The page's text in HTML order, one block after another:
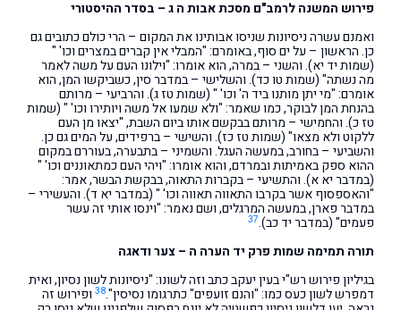
פירוש המשנה לרמב"ם מסכת אבות ה ג – בסדר ההיסטורי
ואמנם עשרה ניסיונות שניסו אבותינו את המקום – הרי כולם כתובים גם
כן. הראשון – על ים סוף, באומרם: "המבלי אין קברים במצרים וכו' "
(שמות יד יא). והשני – במרה, הוא אומרו: "וילונו העם על משה לאמר
מה נשתה" (שמות טו כד). והשלישי – במדבר סין, כשביקשו המן, הוא
אומרם: "מי יתן מותנו ביד ה' וכו' " (שמות טז ג). והרביעי – מרותם
בהנחת המן לבוקר, כמו שאמר: "ולא שמעו אל משה ויותירו וכו' " (שמות
טז כ). והחמישי – מרותם בבקשם אותו ביום השבת, "יצאו מן העם
ללקוט ולא מצאו" (שמות טז כז). והשישי – ברפידים, על המים גם כן.
והשביעי – בחורב, במעשה העגל. והשמיני – בתבערה, בעוררם במקום
ההוא ספק באמיתות ובמרדם, והוא אומרו: "ויהי העם כמתאוננים וכו' "
(במדבר יא א). והתשיעי – בקברות התאוה, בבקשת הבשר, אמר:
"והאספסוף אשר בקרבו התאווה תאווה וכו' " (במדבר יא ד). והעשירי –
במדבר פארן, במעשה המרגלים, ושם נאמר: "וינסו אותי זה עשר
פעמים" (במדבר יד כב).37
תורה תמימה שמות פרק יד הערה ה – צער ודאגה
בגיליון פירוש רש"י בעין יעקב כתב וזה לשונו: "ניסיונות לשון נסיון, ואית
דמפרש לשון כעס כמו: "והנם זועפים" כתרגומו נסיסין".38 ופירוש זה